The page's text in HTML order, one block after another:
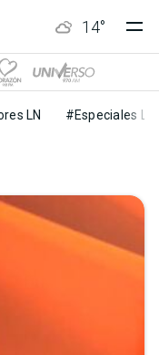
14°
LN #Especiales LN